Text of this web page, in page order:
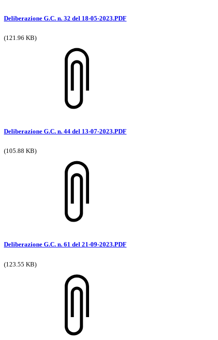
Deliberazione G.C. n. 32 del 18-05-2023.PDF
(121.96 KB)
Deliberazione G.C. n. 44 del 13-07-2023.PDF
(105.88 KB)
Deliberazione G.C. n. 61 del 21-09-2023.PDF
(123.55 KB)